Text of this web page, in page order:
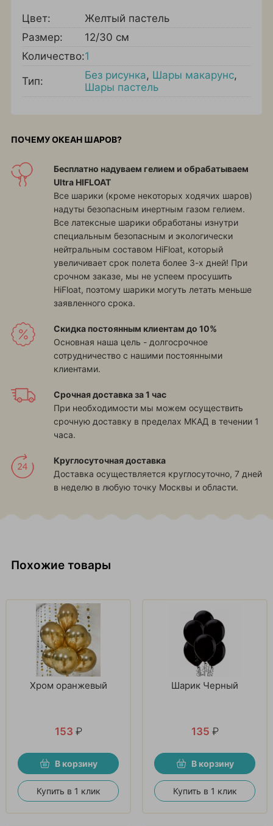
Цвет:
Желтый пастель
Размер:
12/30 см
Количество:1
Тип: Без рисунка, Шары макарунс,
Шары пастель
ПОЧЕМУ ОКЕАН ШАРОВ?
Бесплатно надуваем гелием и обрабатываем
Ultra HIFLOAT
Все шарики (кроме некоторых ходячих шаров)
надуты безопасным инертным газом гелием.
Все латексные шарики обработаны изнутри
специальным безопасным и экологически
нейтральным составом HiFloat, который
увеличивает срок полета более 3-х дней! При
срочном заказе, мы не успеем просушить
HiFloat, поэтому шарики могуть летать меньше
заявленного срока.
Скидка постоянным клиентам до 10%
Основная наша цель - долгосрочное
сотрудничество с нашими постоянными
клиентами.
Срочная доставка за 1 час
При необходимости мы можем осуществить
срочную доставку в пределах МКАД в течении 1
часа.
Круглосуточная доставка
Доставка осуществляется круглосуточно, 7 дней
в неделю в любую точку Москвы и области.
Похожие товары
Хром оранжевый
153 ₽
В корзину
Купить в 1 клик
Шарик Черный
135 ₽
В корзину
Купить в 1 клик